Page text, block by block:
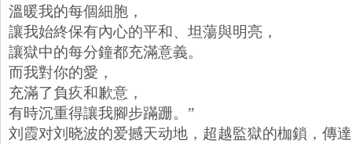
溫暖我的每個細胞，
讓我始終保有內心的平和、坦蕩與明亮，
讓獄中的每分鐘都充滿意義。
而我對你的愛，
充滿了負疚和歉意，
有時沉重得讓我腳步蹣跚。”
刘霞对刘晓波的爱撼天动地，超越監獄的枷鎖，傳